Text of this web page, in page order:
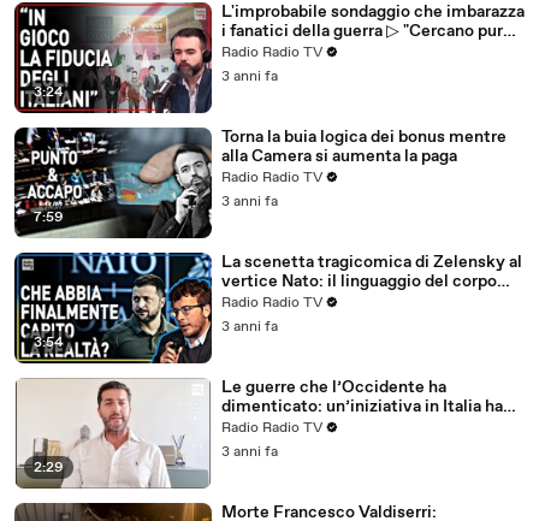
3:24
L'improbabile sondaggio che imbarazza
i fanatici della guerra ▷ "Cercano pure
di attutire la botta"
Radio Radio TV
3 anni fa
7:59
Torna la buia logica dei bonus mentre
alla Camera si aumenta la paga
Radio Radio TV
3 anni fa
3:54
La scenetta tragicomica di Zelensky al
vertice Nato: il linguaggio del corpo
non mente
Radio Radio TV
3 anni fa
2:29
Le guerre che l’Occidente ha
dimenticato: un’iniziativa in Italia ha
voluto riportarle alla luce
Radio Radio TV
3 anni fa
Morte Francesco Valdiserri: